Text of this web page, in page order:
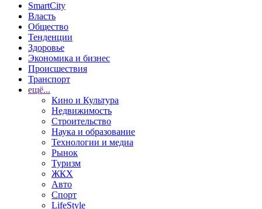
SmartCity
Власть
Общество
Тенденции
Здоровье
Экономика и бизнес
Происшествия
Транспорт
ещё...
Кино и Культура
Недвижимость
Строительство
Наука и образование
Технологии и медиа
Рынок
Туризм
ЖКХ
Авто
Спорт
LifeStyle